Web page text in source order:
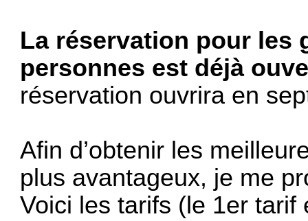
La réservation pour les
personnes est déjà
réservation ouvrira en
Afin d’obtenir les
plus avantageux, je me
Voici les tarifs (le 1er